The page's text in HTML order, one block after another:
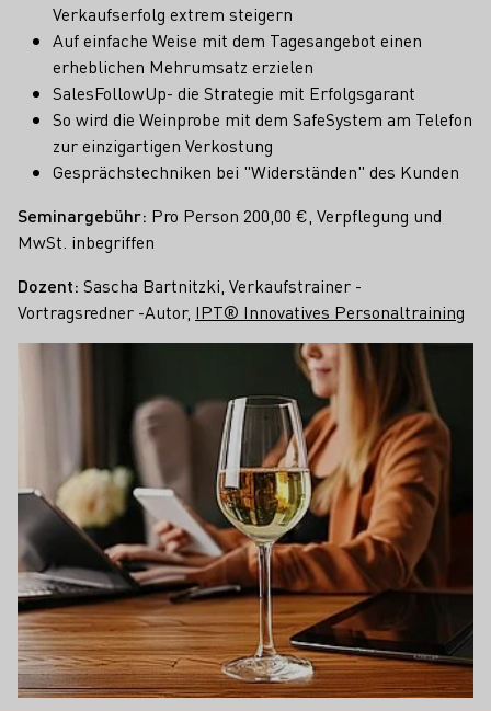
Verkaufserfolg extrem steigern
Auf einfache Weise mit dem Tagesangebot einen
erheblichen Mehrumsatz erzielen
SalesFollowUp- die Strategie mit Erfolgsgarant
So wird die Weinprobe mit dem SafeSystem am Telefon
zur einzigartigen Verkostung
Gesprächstechniken bei "Widerständen" des Kunden
Seminargebühr: Pro Person 200,00 €, Verpflegung und
MwSt. inbegriffen
Dozent: Sascha Bartnitzki, Verkaufstrainer -
Vortragsredner -Autor, IPT® Innovatives Personaltraining